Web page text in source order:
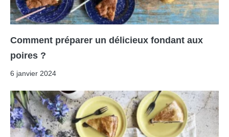
Comment préparer un délicieux fondant aux
poires ?
6 janvier 2024